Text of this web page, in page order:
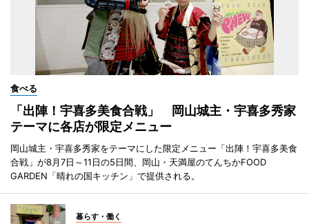
食べる
「出陣！宇喜多美食合戦」 岡山城主・宇喜多秀家
テーマに各店が限定メニュー
岡山城主・宇喜多秀家をテーマにした限定メニュー「出陣！宇喜多美食
合戦」が8月7日～11日の5日間、岡山・天満屋のてんちかFOOD
GARDEN「晴れの国キッチン」で提供される。
暮らす・働く